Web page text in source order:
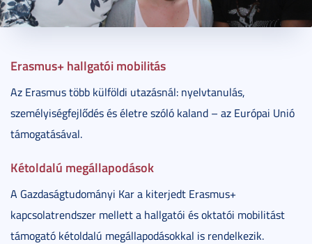
Erasmus+ hallgatói mobilitás
Az Erasmus több külföldi utazásnál: nyelvtanulás,
személyiségfejlődés és életre szóló kaland – az Európai Unió
támogatásával.
Kétoldalú megállapodások
A Gazdaságtudományi Kar a kiterjedt Erasmus+
kapcsolatrendszer mellett a hallgatói és oktatói mobilitást
támogató kétoldalú megállapodásokkal is rendelkezik.